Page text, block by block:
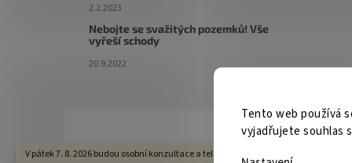
Tento web používá
vyjadřujete souhlas
V pátek 7. 8. 2026 budou osobní konzultace a telefonická podpora dostupné pouze
2.2.2023
Nebojte se svažitých pozemků! Vše
vyřeší schody
20.9.2022